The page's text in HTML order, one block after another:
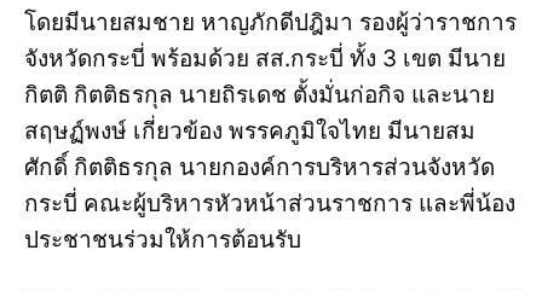
โดยมีนายสมชาย หาญภักดีปฎิมา รองผู้ว่าราชการ
จังหวัดกระบี่ พร้อมด้วย สส.กระบี่ ทั้ง 3 เขต มีนาย
กิตติ กิตติธรกุล นายถิรเดช ตั้งมั่นก่อกิจ และนาย
สฤษฏ์พงษ์ เกี่ยวข้อง พรรคภูมิใจไทย มีนายสม
ศักดิ์ กิตติธรกุล นายกองค์การบริหารส่วนจังหวัด
กระบี่ คณะผู้บริหารหัวหน้าส่วนราชการ และพี่น้อง
ประชาชนร่วมให้การต้อนรับ